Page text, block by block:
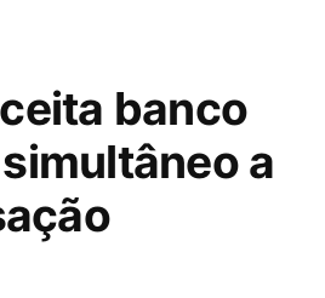
banco
a